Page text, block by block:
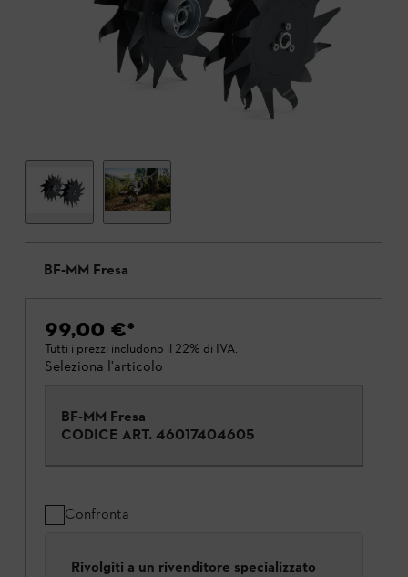
BF-MM Fresa
99,00 €*
Tutti i prezzi includono il 22% di IVA.
Seleziona l'articolo
BF-MM Fresa
CODICE ART. 46017404605
Confronta
Rivolgiti a un rivenditore specializzato